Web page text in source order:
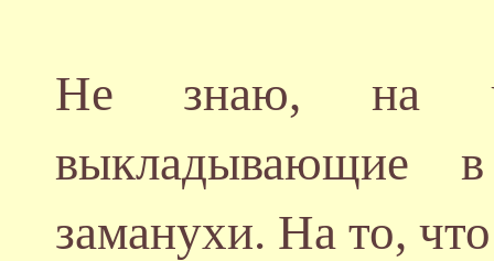
Не знаю, на
выкладывающие
заманухи. На то,